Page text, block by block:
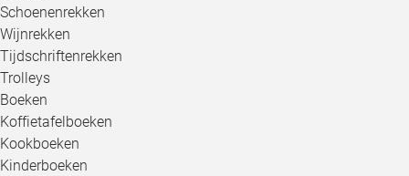
Schoenenrekken
Wijnrekken
Tijdschriftenrekken
Trolleys
Boeken
Koffietafelboeken
Kookboeken
Kinderboeken